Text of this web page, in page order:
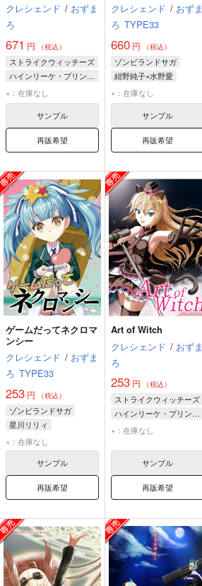
クレシェンド / おずま
ろ
671 円 （税込）
ストライクウィッチーズ
ハインリーケ・プリンツェシン・ツー・ザイン・ウィトゲンシュタイン
ヴァルトルート・クルピンスキー
×：在庫なし
サンプル
再販希望
クレシェンド / おずま
ろ TYPE33
660 円 （税込）
ゾンビランドサガ
紺野純子×水野愛
紺野純子
×：在庫なし
サンプル
再販希望
ゲームだってネクロマ
ンシー
クレシェンド / おずま
ろ TYPE33
253 円 （税込）
ゾンビランドサガ
星川リリィ
×：在庫なし
サンプル
再販希望
Art of Witch
クレシェンド / おずま
ろ
253 円 （税込）
ストライクウィッチーズ
ハインリーケ・プリンツェシン・ツー・ザイン・ウィトゲンシュタイン
×：在庫なし
サンプル
再販希望